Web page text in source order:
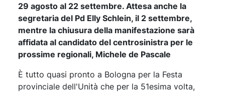
29 agosto al 22 settembre. Attesa anche la
segretaria del Pd Elly Schlein, il 2 settembre,
mentre la chiusura della manifestazione sarà
affidata al candidato del centrosinistra per le
prossime regionali, Michele de Pascale
È tutto quasi pronto a Bologna per la Festa
provinciale dell'Unità che per la 51esima volta,